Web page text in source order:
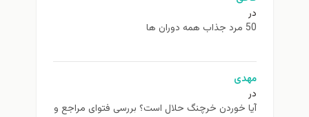
در
50 مرد جذاب همه دوران ها
مهدی
در
آیا خوردن خرچنگ حلال است؟ بررسی فتوای مراجع و